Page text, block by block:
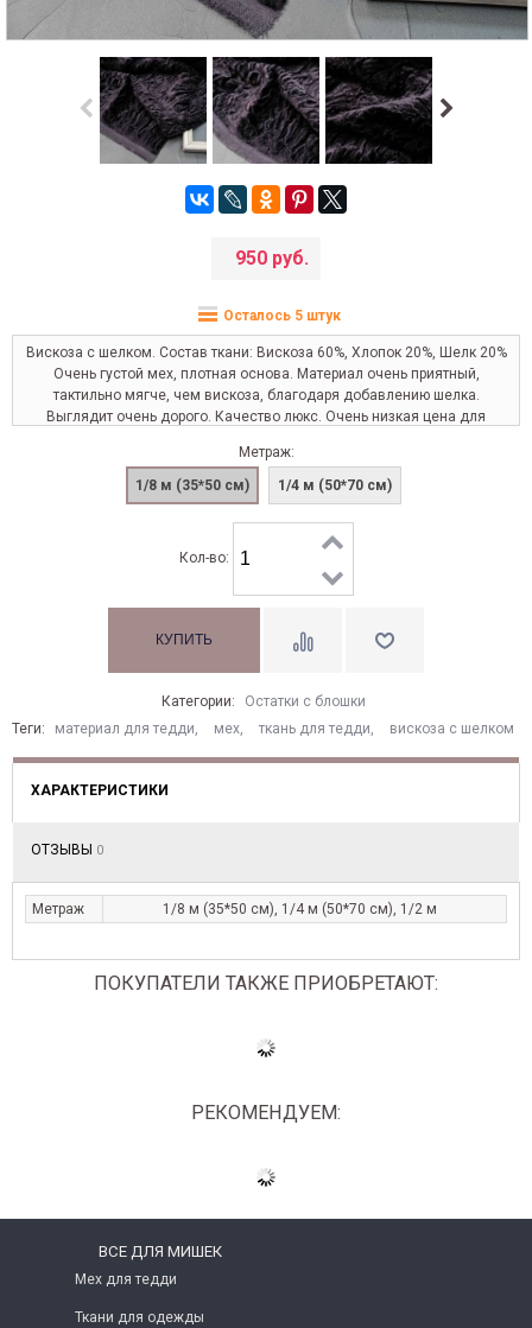
950 руб.
Осталось 5 штук
Вискоза с шелком. Состав ткани: Вискоза 60%, Хлопок 20%, Шелк 20%
Очень густой мех, плотная основа. Материал очень приятный,
тактильно мягче, чем вискоза, благодаря добавлению шелка.
Выглядит очень дорого. Качество люкс. Очень низкая цена для
Метраж:
1/8 м (35*50 см)
1/4 м (50*70 см)
Кол-во:
Категории:
Остатки с блошки
Теги:
материал для тедди, мех, ткань для тедди, вискоза с шелком
ХАРАКТЕРИСТИКИ
ОТЗЫВЫ 0
Метраж 1/8 м (35*50 см), 1/4 м (50*70 см), 1/2 м
ПОКУПАТЕЛИ ТАКЖЕ ПРИОБРЕТАЮТ:
РЕКОМЕНДУЕМ:
ВСЕ ДЛЯ МИШЕК
Мех для тедди
Ткани для одежды